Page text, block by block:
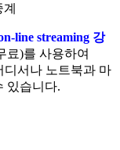
line streaming 강
료)를 사용하여
디서나 노트북과 마
있습니다.